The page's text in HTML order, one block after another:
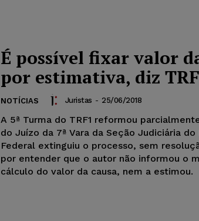
É possível fixar valor
por estimativa, diz
NOTÍCIAS Juristas - 25/06/2018
A 5ª Turma do TRF1 reformou
do Juízo da 7ª Vara da Seção Judiciária
Federal extinguiu o processo, sem
por entender que o autor não informou o
cálculo do valor da causa, nem a estimou.